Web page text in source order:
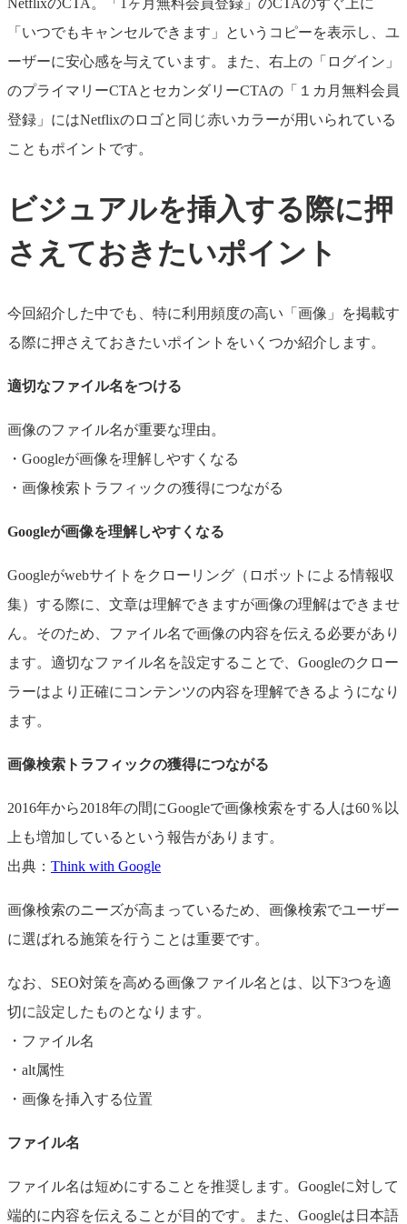
NetflixのCTA。「1ヶ月無料会員登録」のCTAのすぐ上に
「いつでもキャンセルできます」というコピーを表示し、ユ
ーザーに安心感を与えています。また、右上の「ログイン」
のプライマリーCTAとセカンダリーCTAの「１カ月無料会員
登録」にはNetflixのロゴと同じ赤いカラーが用いられている
こともポイントです。
ビジュアルを挿入する際に押
さえておきたいポイント
今回紹介した中でも、特に利用頻度の高い「画像」を掲載す
る際に押さえておきたいポイントをいくつか紹介します。
適切なファイル名をつける
画像のファイル名が重要な理由。
・Googleが画像を理解しやすくなる
・画像検索トラフィックの獲得につながる
Googleが画像を理解しやすくなる
Googleがwebサイトをクローリング（ロボットによる情報収
集）する際に、文章は理解できますが画像の理解はできませ
ん。そのため、ファイル名で画像の内容を伝える必要があり
ます。適切なファイル名を設定することで、Googleのクロー
ラーはより正確にコンテンツの内容を理解できるようになり
ます。
画像検索トラフィックの獲得につながる
2016年から2018年の間にGoogleで画像検索をする人は60％以
上も増加しているという報告があります。
出典： Think with Google
画像検索のニーズが高まっているため、画像検索でユーザー
に選ばれる施策を行うことは重要です。
なお、SEO対策を高める画像ファイル名とは、以下3つを適
切に設定したものとなります。
・ファイル名
・alt属性
・画像を挿入する位置
ファイル名
ファイル名は短めにすることを推奨します。Googleに対して
端的に内容を伝えることが目的です。また、Googleは日本語